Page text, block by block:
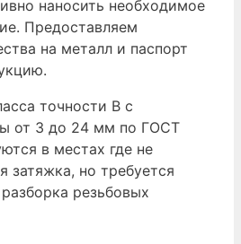
наносить необходимое
Предоставляем
на металл и паспорт
точности В с
от 3 до 24 мм по ГОСТ
в местах где не
затяжка, но требуется
резьбовых